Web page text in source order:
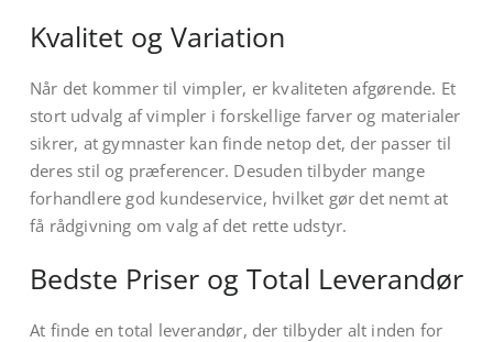
Kvalitet og Variation
Når det kommer til vimpler, er kvaliteten afgørende. Et
stort udvalg af vimpler i forskellige farver og materialer
sikrer, at gymnaster kan finde netop det, der passer til
deres stil og præferencer. Desuden tilbyder mange
forhandlere god kundeservice, hvilket gør det nemt at
få rådgivning om valg af det rette udstyr.
Bedste Priser og Total Leverandør
At finde en total leverandør, der tilbyder alt inden for